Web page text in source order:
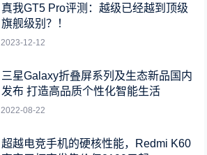
真我GT5 Pro评测：越级已经越到顶级
旗舰级别？！
2023-12-12
三星Galaxy折叠屏系列及生态新品国内
发布 打造高品质个性化智能生活
2022-08-22
超越电竞手机的硬核性能，Redmi K60